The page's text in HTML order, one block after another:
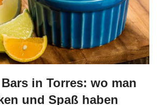
in Torres: wo man
und Spaß haben